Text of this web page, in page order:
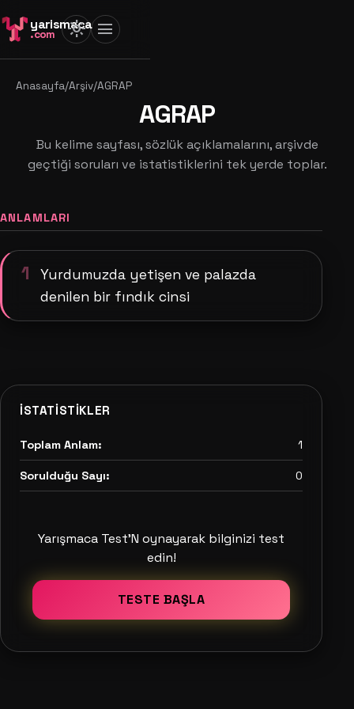
yarismaca
.com light_mode menu
Anasayfa/Arşiv/AGRAP
AGRAP
Bu kelime sayfası, sözlük açıklamalarını, arşivde
geçtiği soruları ve istatistiklerini tek yerde toplar.
ANLAMLARI
1
Yurdumuzda yetişen ve palazda
denilen bir fındık cinsi
İSTATISTIKLER
Toplam Anlam: 1
Sorulduğu Sayı: 0
Yarışmaca Test'N oynayarak bilginizi test
edin!
TESTE BAŞLA